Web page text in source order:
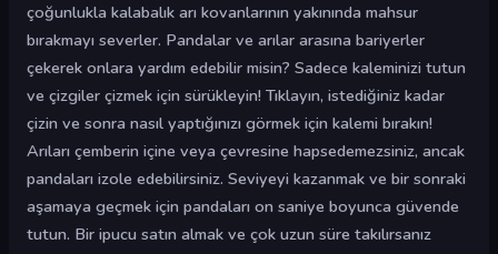
çoğunlukla kalabalık arı kovanlarının yakınında mahsur
bırakmayı severler. Pandalar ve arılar arasına bariyerler
çekerek onlara yardım edebilir misin? Sadece kaleminizi tutun
ve çizgiler çizmek için sürükleyin! Tıklayın, istediğiniz kadar
çizin ve sonra nasıl yaptığınızı görmek için kalemi bırakın!
Arıları çemberin içine veya çevresine hapsedemezsiniz, ancak
pandaları izole edebilirsiniz. Seviyeyi kazanmak ve bir sonraki
aşamaya geçmek için pandaları on saniye boyunca güvende
tutun. Bir ipucu satın almak ve çok uzun süre takılırsanız